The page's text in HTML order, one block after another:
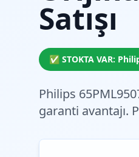
Satışı
✅ STOKTA VAR:
Philips
garanti avantajı.